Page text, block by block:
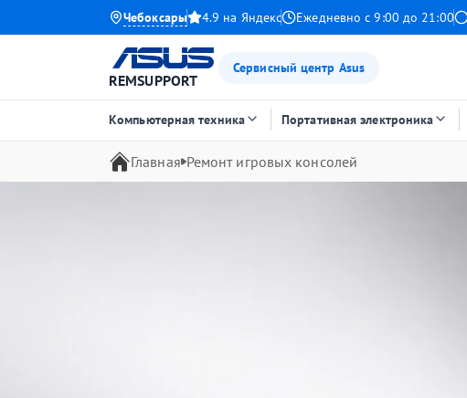
Чебоксары 4.9 на Яндекс Ежедневно с 9:00 до 21:00
REMSUPPORT
Сервисный центр Asus
Компьютерная техника Портативная электроника
Главная Ремонт игровых консолей